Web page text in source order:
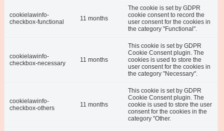
cookielawinfo-
checkbox-functional
11 months
The cookie is set by GDPR
cookie consent to record the
user consent for the cookies in
the category "Functional".
cookielawinfo-
checkbox-necessary
11 months
This cookie is set by GDPR
Cookie Consent plugin. The
cookies is used to store the
user consent for the cookies in
the category "Necessary".
cookielawinfo-
checkbox-others
11 months
This cookie is set by GDPR
Cookie Consent plugin. The
cookie is used to store the user
consent for the cookies in the
category "Other.